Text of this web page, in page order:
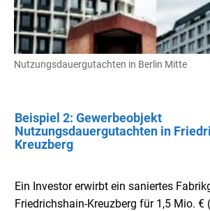
Nutzungsdauergutachten in Berlin Mitte
Beispiel 2: Gewerbeobjekt
Nutzungsdauergutachten in
Kreuzberg
Ein Investor erwirbt ein saniertes
Friedrichshain-Kreuzberg für 1,5 Mio. €